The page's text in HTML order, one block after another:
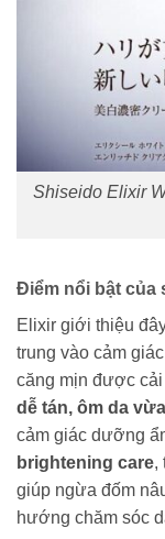
Shiseido Elixir
Điểm nổi bật của
Elixir giới thiệu
trung vào cảm
căng mịn được cải
dễ tán, ôm da
cảm giác dưỡng
brightening care,
giúp ngừa đốm
hướng chăm sóc